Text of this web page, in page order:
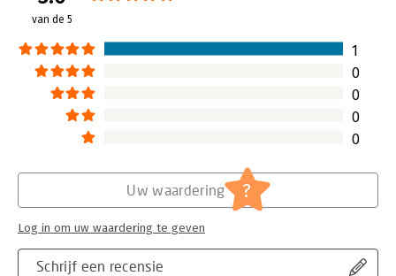
Hoofdrubriek:
van de 5
1
0
0
0
0
Schrijf een recensie
Uw waardering ?
Log in om uw waardering te geven